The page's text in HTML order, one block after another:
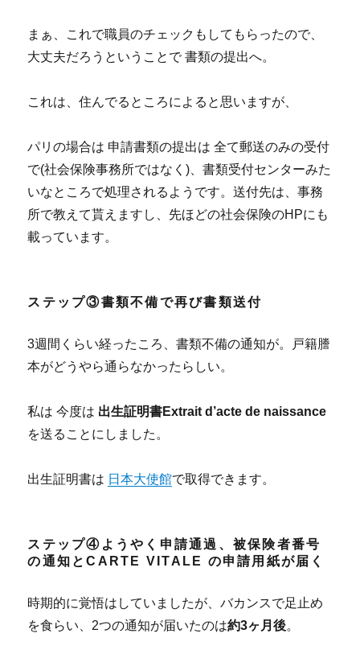
まぁ、これで職員のチェックもしてもらったので、
大丈夫だろうということで 書類の提出へ。
これは、住んでるところによると思いますが、
パリの場合は 申請書類の提出は 全て郵送のみの受付
で(社会保険事務所ではなく)、書類受付センターみた
いなところで処理されるようです。送付先は、事務
所で教えて貰えますし、先ほどの社会保険のHPにも
載っています。
ステップ③書類不備で再び書類送付
3週間くらい経ったころ、書類不備の通知が。戸籍謄
本がどうやら通らなかったらしい。
私は 今度は 出生証明書Extrait d’acte de naissance
を送ることにしました。
出生証明書は 日本大使館で取得できます。
ステップ④ようやく申請通過、被保険者番号
の通知とCARTE VITALE の申請用紙が届く
時期的に覚悟はしていましたが、バカンスで足止め
を食らい、2つの通知が届いたのは約3ヶ月後。